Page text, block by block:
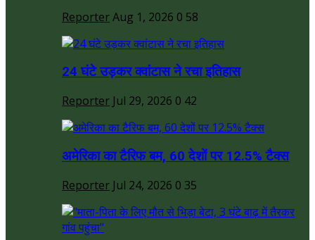
ReporterAug 1, 2026 0 58
24 घंटे उड़कर क्वांटास ने रचा इतिहास
Reporter Jul 29, 2026 0 42
अमेरिका का टैरिफ बम, 60 देशों पर 12.5% टैक्स
Reporter Jul 24, 2026 0 35